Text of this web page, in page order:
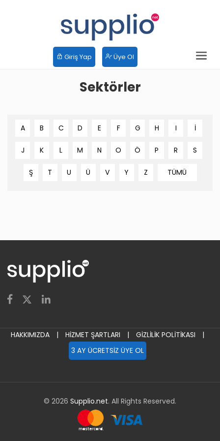
Giriş Yap Üye Ol
Sektörler
A B C D E F G H I İ
J K L M N O Ö P R S
Ş T U Ü V Y Z TÜMÜ
HAKKIMIZDA | HİZMET ŞARTLARI | GİZLİLİK POLİTİKASI
|
3 AY ÜCRETSİZ ÜYE OL
© 2026 Supplio.net. All Rights Reserved.